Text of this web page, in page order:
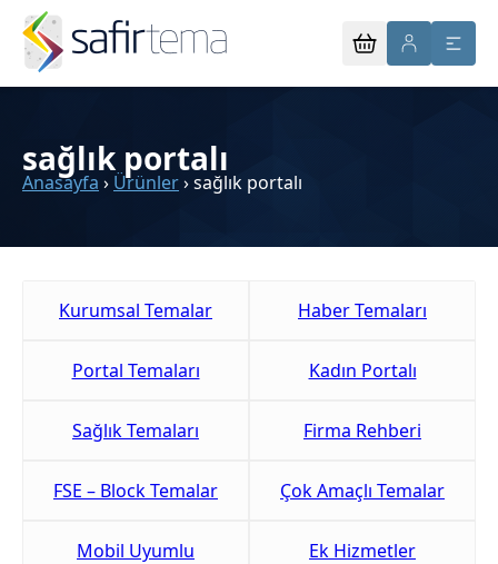
sağlık portalı
Anasayfa › Ürünler›sağlık portalı
Kurumsal Temalar Haber Temaları
Portal Temaları Kadın Portalı
Sağlık Temaları Firma Rehberi
FSE – Block Temalar Çok Amaçlı Temalar
Mobil Uyumlu Ek Hizmetler